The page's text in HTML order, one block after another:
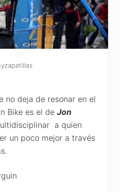
no deja de resonar en el
Bike es el de Jon
a quien
un poco mejor a través